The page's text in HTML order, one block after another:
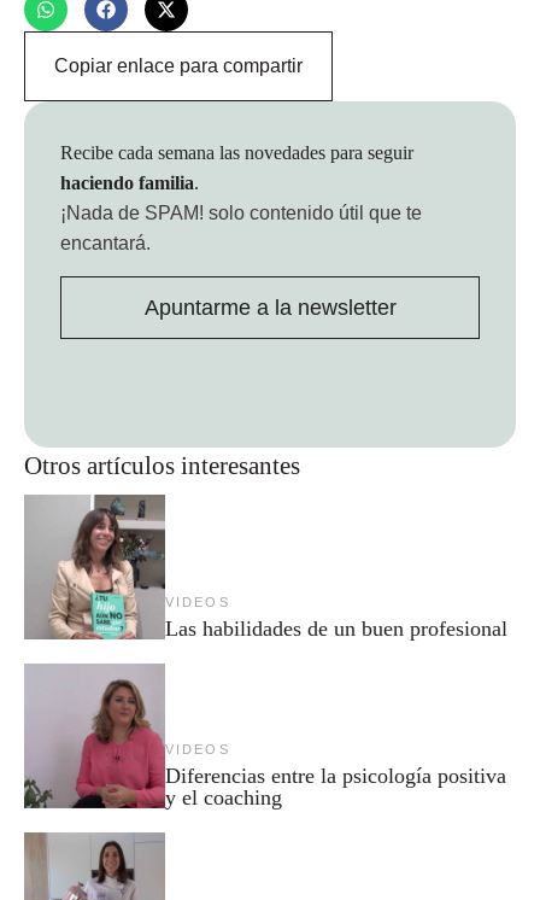
Copiar enlace para compartir
Otros artículos interesantes
VIDEOS
Las habilidades de un buen profesional
VIDEOS
Diferencias entre la psicología positiva
y el coaching
Recibe cada semana las novedades para seguir
haciendo familia.
¡Nada de SPAM! solo contenido útil que te
encantará.
Apuntarme a la newsletter